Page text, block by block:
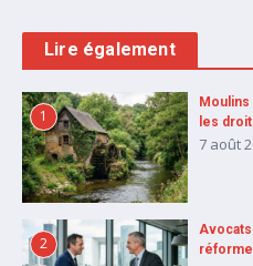
Lire également
1
les
7 août
2
réforme